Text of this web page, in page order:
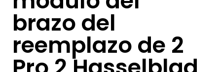
brazo del
reemplazo de 2